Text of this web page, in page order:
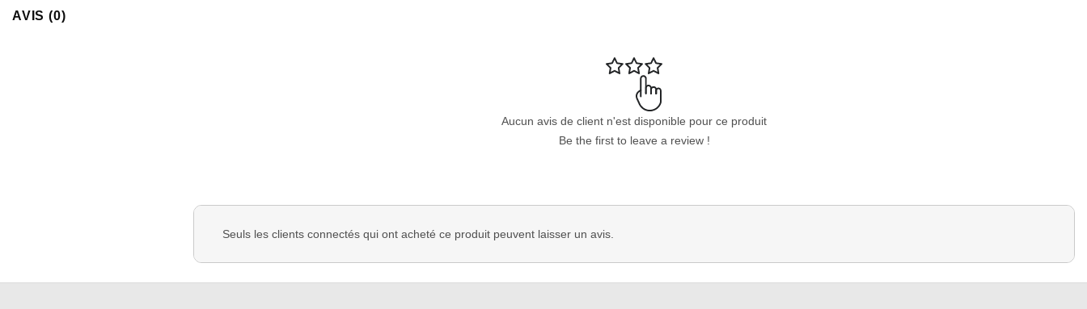
AVIS (0)
Aucun avis de client n'est disponible pour ce produit
Be the first to leave a review !
Seuls les clients connectés qui ont acheté ce produit peuvent laisser un avis.